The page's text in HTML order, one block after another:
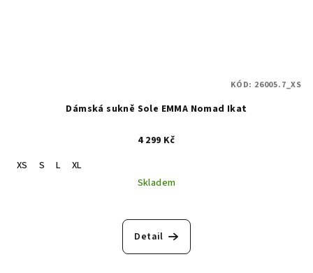
Dámská sukně Sole EMMA Nomad Ikat
4 299 Kč
XS
S L
XL
Skladem
Detail
KÓD: 26005.7_XS